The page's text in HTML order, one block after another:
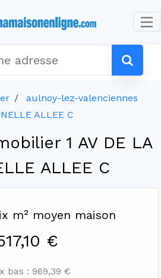
aulnoy-lez-valenciennes
ALLEE C
1 AV DE LA
ALLEE C
m² moyen maison
€
bas : 969,39 €